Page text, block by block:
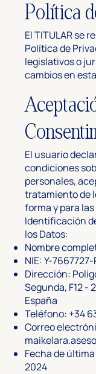
Política
El TITULAR se
Política de
legislativos o
cambios en
El usuario
condiciones
personales,
tratamiento de
forma y para
Identificación
los Datos:
Nombre
NIE: Y-7667727-
Dirección:
Segunda, F12 -
España
Teléfono: +34
Correo
Fecha de
2024